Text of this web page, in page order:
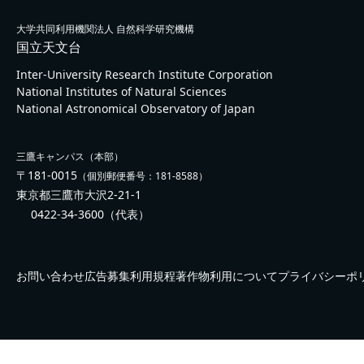
大学共同利用機関法人 自然科学研究機構
国立天文台
Inter-University Research Institute Corporation
National Institutes of Natural Sciences
National Astronomical Observatory of Japan
三鷹キャンパス（本部）
〒181-0015 （個別郵便番号：181-8588）
東京都三鷹市大沢2-21-1
0422-34-3600 （代表）
お問い合わせ広告募集利用規程著作物利用についてプライバシーポ